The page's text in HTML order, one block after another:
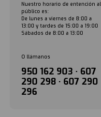
Nuestro horario de entención al
público es:
De lunes a viernes de 8:00 a
13:00 y tardes de 15:00 a 19:00
Sábados de 8:00 a 13:00
O llámanos
950 162 903 · 607
290 298 · 607 290
296